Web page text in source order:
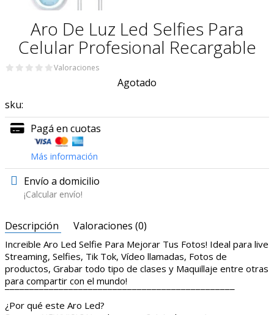
Aro De Luz Led Selfies Para
Celular Profesional Recargable
Valoraciones
Agotado
sku:
Pagá en cuotas
Más información
Envío a domicilio
¡Calcular envío!
Descripción Valoraciones (0)
Increible Aro Led Selfie Para Mejorar Tus Fotos! Ideal para live
Streaming, Selfies, Tik Tok, Vídeo llamadas, Fotos de
productos, Grabar todo tipo de clases y Maquillaje entre otras
para compartir con el mundo!
¯¯¯¯¯¯¯¯¯¯¯¯¯¯¯¯¯¯¯¯¯¯¯¯¯¯¯¯¯¯¯¯¯¯¯¯¯¯¯¯¯¯¯¯¯¯¯
¿Por qué este Aro Led?